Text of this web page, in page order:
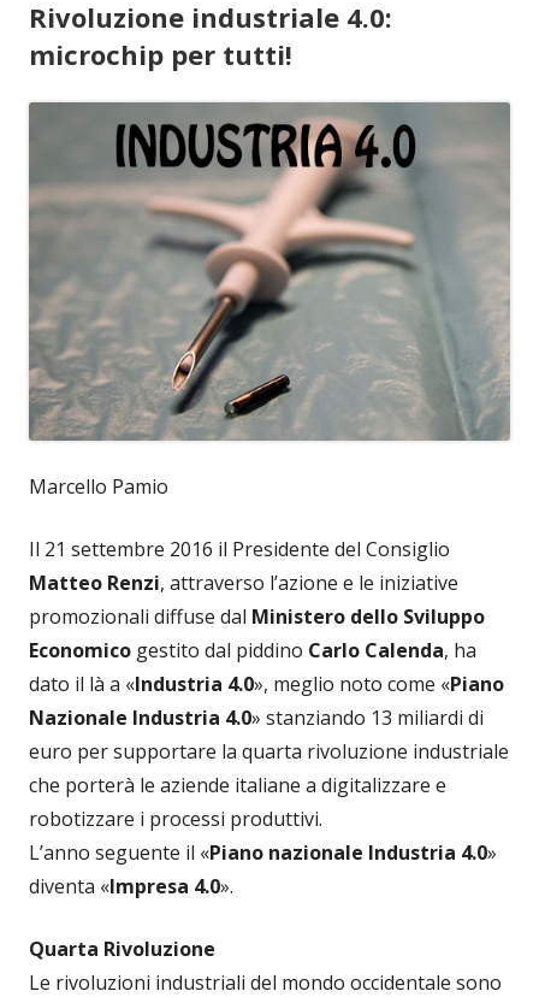
Rivoluzione industriale 4.0:
microchip per tutti!
Marcello Pamio
Il 21 settembre 2016 il Presidente del Consiglio
Matteo Renzi, attraverso l’azione e le iniziative
promozionali diffuse dal Ministero dello Sviluppo
Economico gestito dal piddino Carlo Calenda, ha
dato il là a «Industria 4.0», meglio noto come «Piano
Nazionale Industria 4.0» stanziando 13 miliardi di
euro per supportare la quarta rivoluzione industriale
che porterà le aziende italiane a digitalizzare e
robotizzare i processi produttivi.
L’anno seguente il «Piano nazionale Industria 4.0»
diventa «Impresa 4.0».
Quarta Rivoluzione
Le rivoluzioni industriali del mondo occidentale sono